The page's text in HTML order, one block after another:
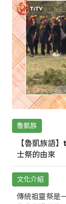
魯凱族
【魯凱族語
士祭的由來
文化介紹
傳統祖靈祭是